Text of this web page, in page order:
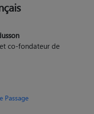
co-fondateur de
Passage